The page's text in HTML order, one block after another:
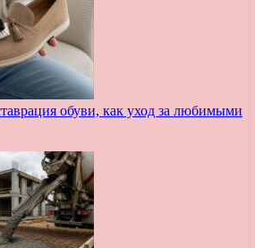
обуви, как уход за любимыми